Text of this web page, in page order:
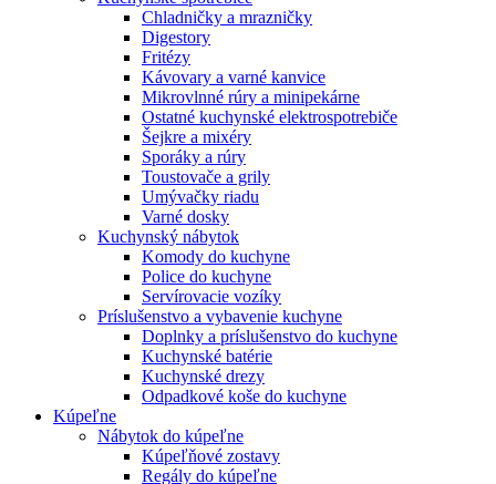
Chladničky a mrazničky
Digestory
Fritézy
Kávovary a varné kanvice
Mikrovlnné rúry a minipekárne
Ostatné kuchynské elektrospotrebiče
Šejkre a mixéry
Sporáky a rúry
Toustovače a grily
Umývačky riadu
Varné dosky
Kuchynský nábytok
Komody do kuchyne
Police do kuchyne
Servírovacie vozíky
Príslušenstvo a vybavenie kuchyne
Doplnky a príslušenstvo do kuchyne
Kuchynské batérie
Kuchynské drezy
Odpadkové koše do kuchyne
Kúpeľne
Nábytok do kúpeľne
Kúpeľňové zostavy
Regály do kúpeľne